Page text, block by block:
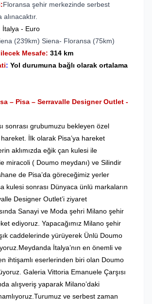
Floransa şehir merkezinde serbest
İtalya - Euro
(239km) Siena- Floransa (75km)
Mesafe: 314 km
: Yol durumuna bağlı olarak ortalama
– Pisa – Serravalle Designer Outlet -
sonrası grubumuzu bekleyen özel
İlk olarak Pisa’ya hareket
aklımızda eğik çan kulesi ile
miracoli ( Doumo meydanı) ve Silindir
de Pisa’da göreceğimiz yerler
kulesi sonrası Dünyaca ünlü markaların
Designer Outlet’i ziyaret
Sanayi ve Moda şehri Milano şehir
ediyoruz. Yapacağımız Milano şehir
caddelerinde yürüyerek Ünlü Doumo
İtalya’nın en önemli ve
ihtişamlı eserlerinden biri olan Doumo
Galeria Vittoria Emanuele Çarşısı
alışveriş yaparak Milano’daki
ve serbest zaman